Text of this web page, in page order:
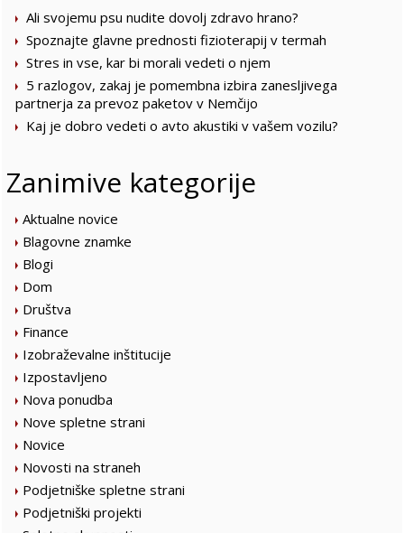
Ali svojemu psu nudite dovolj zdravo hrano?
Spoznajte glavne prednosti fizioterapij v termah
Stres in vse, kar bi morali vedeti o njem
5 razlogov, zakaj je pomembna izbira zanesljivega
partnerja za prevoz paketov v Nemčijo
Kaj je dobro vedeti o avto akustiki v vašem vozilu?
Zanimive kategorije
Aktualne novice
Blagovne znamke
Blogi
Dom
Društva
Finance
Izobraževalne inštitucije
Izpostavljeno
Nova ponudba
Nove spletne strani
Novice
Novosti na straneh
Podjetniške spletne strani
Podjetniški projekti